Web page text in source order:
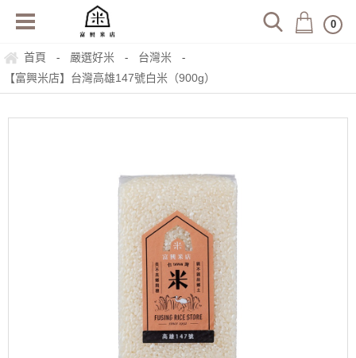
0
首頁 - 嚴選好米 - 台灣米 -
【富興米店】台灣高雄147號白米（900g）